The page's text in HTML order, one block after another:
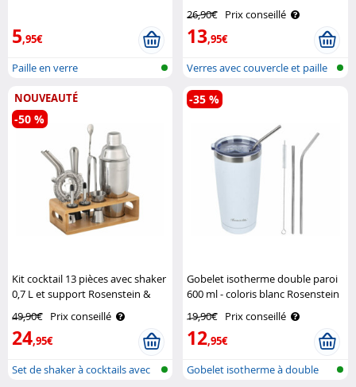
5,95€
Paille en verre
26,90€ Prix conseillé
13,95€
Verres avec couvercle et paille
NOUVEAUTÉ
Kit cocktail 13 pièces avec shaker
0,7 L et support Rosenstein &
49,90€ Prix conseillé
24,95€
-50 %
Set de shaker à cocktails avec
Gobelet isotherme double paroi
600 ml - coloris blanc Rosenstein
19,90€ Prix conseillé
12,95€
-35 %
Gobelet isotherme à double